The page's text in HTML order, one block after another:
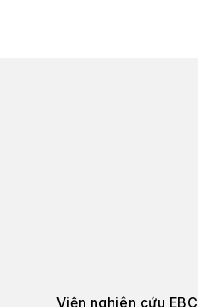
Viện nghiên cứu EBC